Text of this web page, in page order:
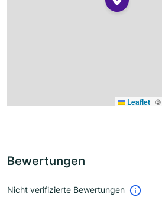
Leaflet | ©
Bewertungen
Nicht verifizierte Bewertungen